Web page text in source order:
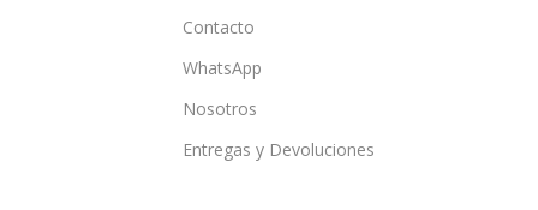
Contacto
WhatsApp
Nosotros
Entregas y Devoluciones